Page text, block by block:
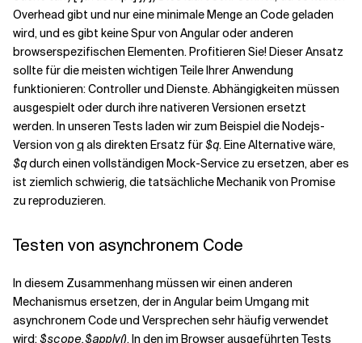
Overhead gibt und nur eine minimale Menge an Code geladen
wird, und es gibt keine Spur von Angular oder anderen
browserspezifischen Elementen. Profitieren Sie! Dieser Ansatz
sollte für die meisten wichtigen Teile Ihrer Anwendung
funktionieren: Controller und Dienste. Abhängigkeiten müssen
ausgespielt oder durch ihre nativeren Versionen ersetzt
werden. In unseren Tests laden wir zum Beispiel die Nodejs-
Version von q als direkten Ersatz für$q. Eine Alternative wäre,
$qdurch einen vollständigen Mock-Service zu ersetzen, aber es
ist ziemlich schwierig, die tatsächliche Mechanik von Promise
zu reproduzieren.
Testen von asynchronem Code
In diesem Zusammenhang müssen wir einen anderen
Mechanismus ersetzen, der in Angular beim Umgang mit
asynchronem Code und Versprechen sehr häufig verwendet
wird:$scope.$apply(). In den im Browser ausgeführten Tests